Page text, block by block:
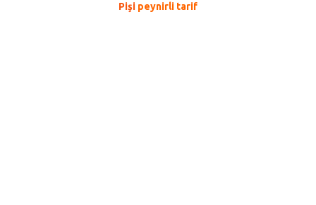
Pişi peynirli tarif